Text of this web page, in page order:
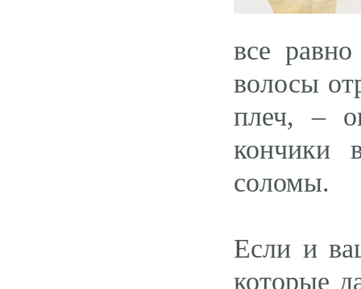
все
волосы
плеч, –
кончики
соломы.
Если и
которые